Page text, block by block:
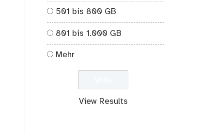
501 bis 800 GB
801 bis 1.000 GB
Mehr
View Results